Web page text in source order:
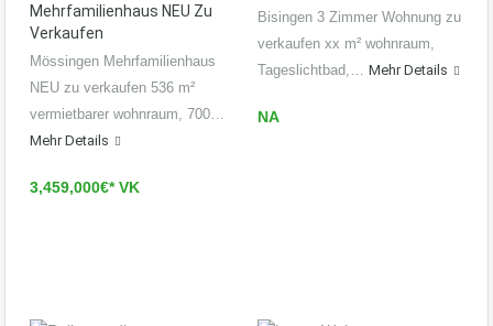
Mehrfamilienhaus NEU Zu
Verkaufen
Mössingen Mehrfamilienhaus
NEU zu verkaufen 536 m²
vermietbarer wohnraum, 700…
Mehr Details
3,459,000€* VK
Bisingen 3 Zimmer Wohnung zu
verkaufen xx m² wohnraum,
Tageslichtbad,… Mehr Details
NA